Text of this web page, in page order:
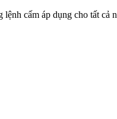
cấm áp dụng cho tất cả